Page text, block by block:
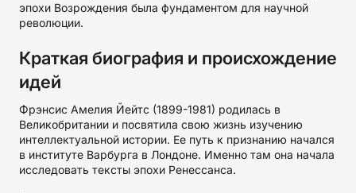
эпохи Возрождения была фундаментом для научной
революции.
Краткая биография и происхождение
идей
Фрэнсис Амелия Йейтс (1899-1981) родилась в
Великобритании и посвятила свою жизнь изучению
интеллектуальной истории. Ее путь к признанию начался
в институте Варбурга в Лондоне. Именно там она начала
исследовать тексты эпохи Ренессанса.